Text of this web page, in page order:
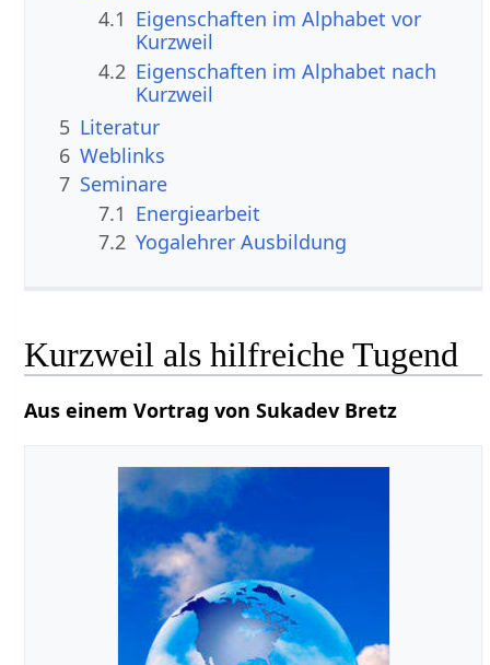
4.1 Eigenschaften im Alphabet vor
Kurzweil
4.2 Eigenschaften im Alphabet nach
Kurzweil
5 Literatur
6 Weblinks
7 Seminare
7.1 Energiearbeit
7.2 Yogalehrer Ausbildung
Kurzweil als hilfreiche Tugend
Aus einem Vortrag von Sukadev Bretz